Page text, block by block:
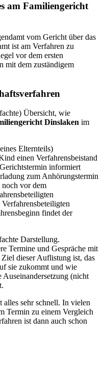
am Familiengericht
vom Gericht über das
ist am Verfahren zu
vor dem ersten
mit dem zuständigem
Übersicht, wie
Dinslaken im
Elternteils)
einen Verfahrensbeistand
informiert
zum Anhörungstermin
noch vor dem
findet der
Darstellung.
Termine und Gespräche mit
dieser Auflistung ist, das
sie zukommt und wie
(nicht
alles sehr schnell. In vielen
Termin zu einem Vergleich
ist dann auch schon